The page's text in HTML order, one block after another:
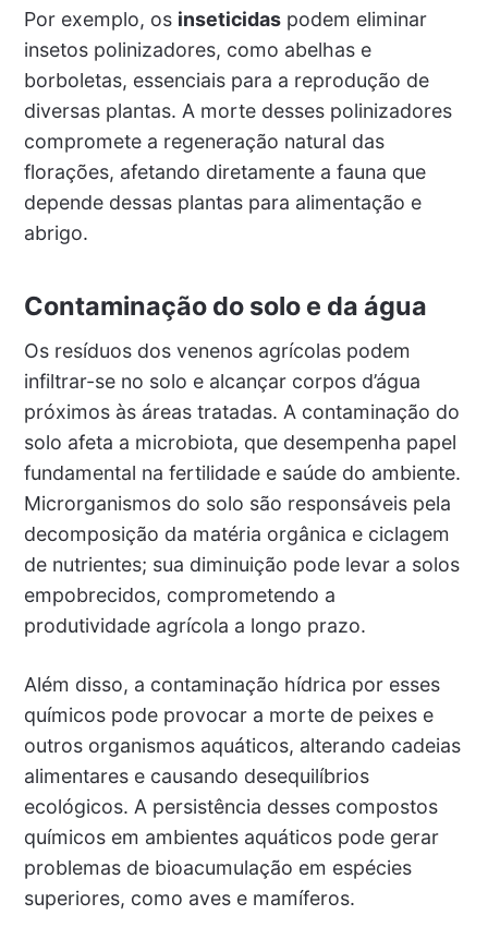
Por exemplo, os inseticidaspodem eliminar
insetos polinizadores, como abelhas e
borboletas, essenciais para a reprodução de
diversas plantas. A morte desses polinizadores
compromete a regeneração natural das
florações, afetando diretamente a fauna que
depende dessas plantas para alimentação e
abrigo.
Contaminação do solo e da água
Os resíduos dos venenos agrícolas podem
infiltrar-se no solo e alcançar corpos d’água
próximos às áreas tratadas. A contaminação do
solo afeta a microbiota, que desempenha papel
fundamental na fertilidade e saúde do ambiente.
Microrganismos do solo são responsáveis pela
decomposição da matéria orgânica e ciclagem
de nutrientes; sua diminuição pode levar a solos
empobrecidos, comprometendo a
produtividade agrícola a longo prazo.
Além disso, a contaminação hídrica por esses
químicos pode provocar a morte de peixes e
outros organismos aquáticos, alterando cadeias
alimentares e causando desequilíbrios
ecológicos. A persistência desses compostos
químicos em ambientes aquáticos pode gerar
problemas de bioacumulação em espécies
superiores, como aves e mamíferos.